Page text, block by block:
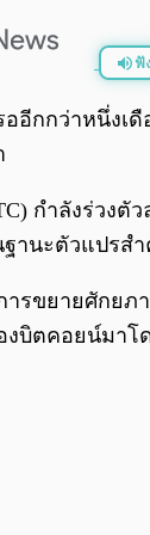
ฟั
อีกกว่าหนึ่งเ
กำลังร่วงตั
านะตัวแปรส
ารขยายศักย
งบิตคอยน์มาโ